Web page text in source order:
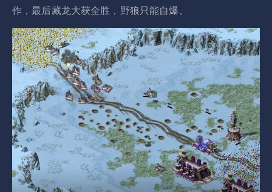
作，最后藏龙大获全胜，野狼只能自爆。